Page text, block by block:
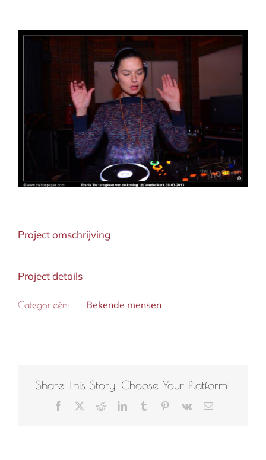
View
Project omschrijving
Project details
Categorieën: Bekende mensen
Share This Story, Choose Your Platform!
Facebook RedditLinkedInTumblr Pinterest
Vk
E-